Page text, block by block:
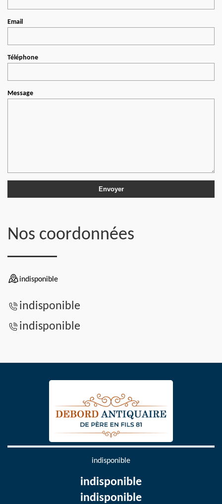
Email
Téléphone
Message
Nos coordonnées
indisponible
indisponible
indisponible
indisponible
indisponible
indisponible